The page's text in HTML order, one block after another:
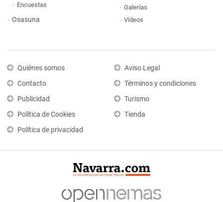
Encuestas
Osasuna
Galerías
Vídeos
Quiénes somos
Contacto
Publicidad
Política de Cookies
Política de privacidad
Aviso Legal
Términos y condiciones
Turismo
Tienda